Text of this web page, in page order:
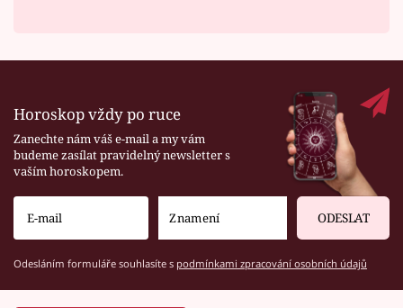
Horoskop vždy po ruce
Zanechte nám váš e-mail a my vám
budeme zasílat pravidelný newsletter s
vaším horoskopem.
ODESLAT
Odesláním formuláře souhlasíte s podmínkami zpracování osobních údajů